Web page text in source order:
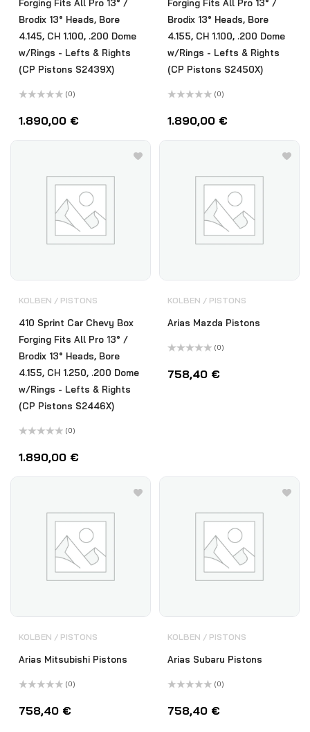
Forging Fits All Pro 13° /
Brodix 13° Heads, Bore
4.145, CH 1.100, .200 Dome
w/Rings - Lefts & Rights
(CP Pistons S2439X)
mit
0
5
(0)
1.890,00 €
Forging Fits All Pro 13° /
Brodix 13° Heads, Bore
4.155, CH 1.100, .200 Dome
w/Rings - Lefts & Rights
(CP Pistons S2450X)
mit
0
5
(0)
1.890,00 €
KOLBEN / PISTONS
410 Sprint Car Chevy Box
Forging Fits All Pro 13° /
Brodix 13° Heads, Bore
4.155, CH 1.250, .200 Dome
w/Rings - Lefts & Rights
(CP Pistons S2446X)
mit
0
5
(0)
1.890,00 €
KOLBEN / PISTONS
Arias Mazda Pistons
mit
0
(0)
758,40 €
KOLBEN / PISTONS
Arias Mitsubishi Pistons
mit
0
(0)
758,40 €
KOLBEN / PISTONS
Arias Subaru Pistons
mit
0
(0)
758,40 €